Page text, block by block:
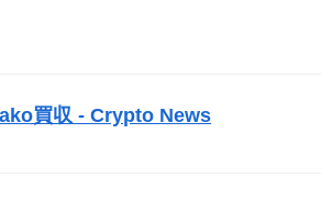
買収 - Crypto News